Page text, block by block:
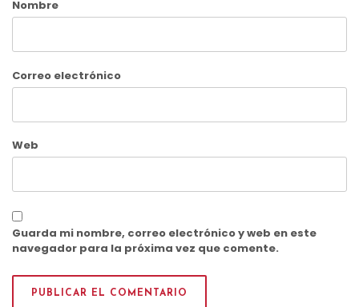
Nombre
Correo electrónico
Web
Guarda mi nombre, correo electrónico y web en este
navegador para la próxima vez que comente.